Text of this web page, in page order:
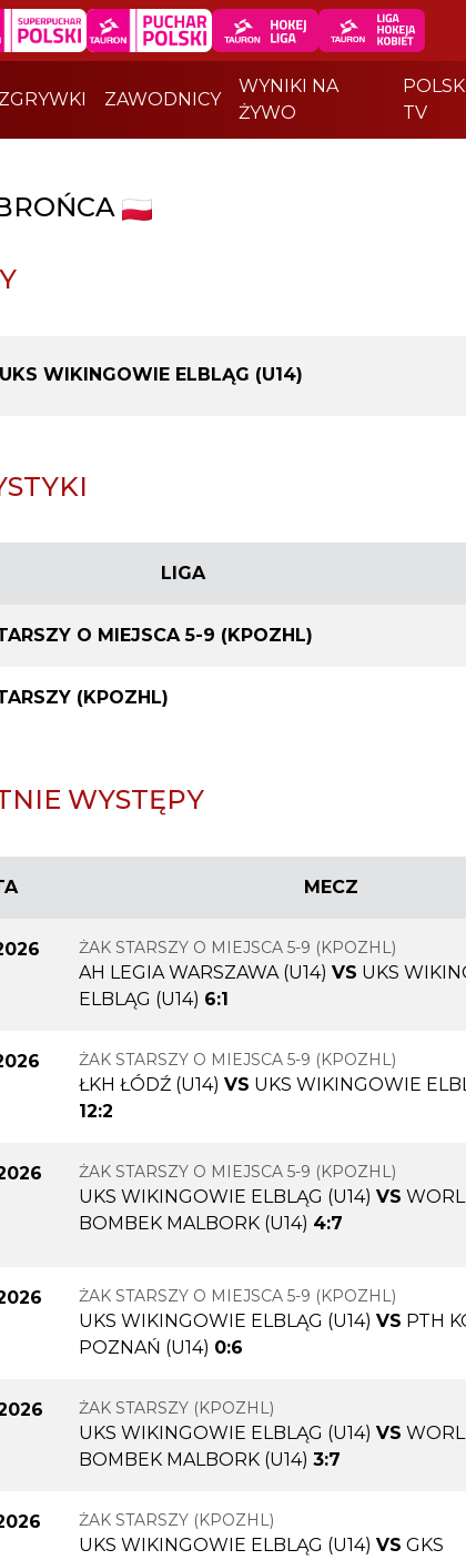
ZAWODNICY
WYNIKI NA
ŻYWO
TV
UKS WIKINGOWIE ELBLĄG (U14)
LIGA
O MIEJSCA 5-9 (KPOZHL)
(KPOZHL)
WYSTĘPY
MECZ
ŻAK STARSZY O MIEJSCA 5-9 (KPOZHL)
AH LEGIA WARSZAWA (U14) VS UKS
ELBLĄG (U14) 6:1
ŻAK STARSZY O MIEJSCA 5-9 (KPOZHL)
ŁKH ŁÓDŹ (U14) VS UKS WIKINGOWIE
12:2
ŻAK STARSZY O MIEJSCA 5-9 (KPOZHL)
UKS WIKINGOWIE ELBLĄG (U14) VS
BOMBEK MALBORK (U14) 4:7
ŻAK STARSZY O MIEJSCA 5-9 (KPOZHL)
UKS WIKINGOWIE ELBLĄG (U14) VS PTH
POZNAŃ (U14) 0:6
ŻAK STARSZY (KPOZHL)
UKS WIKINGOWIE ELBLĄG (U14) VS
BOMBEK MALBORK (U14) 3:7
ŻAK STARSZY (KPOZHL)
UKS WIKINGOWIE ELBLĄG (U14) VS GKS